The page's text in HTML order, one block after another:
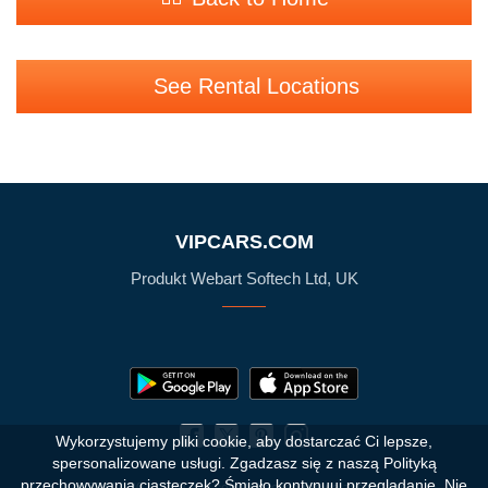
See Rental Locations
VIPCARS.COM
Produkt Webart Softech Ltd, UK
Wykorzystujemy pliki cookie, aby dostarczać Ci lepsze,
spersonalizowane usługi. Zgadzasz się z naszą Polityką